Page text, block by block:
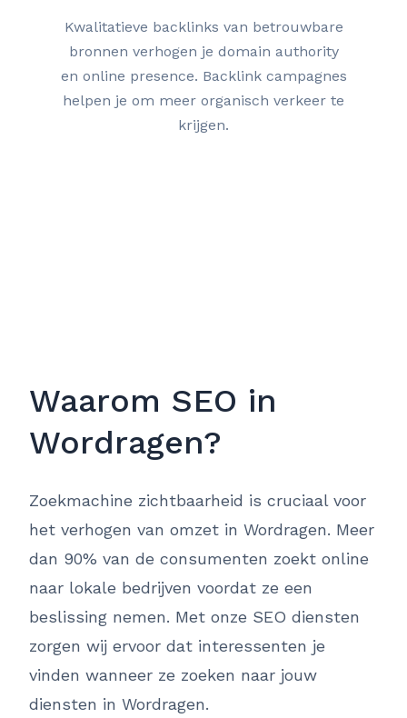
Kwalitatieve backlinks van betrouwbare
bronnen verhogen je domain authority
en online presence. Backlink campagnes
helpen je om meer organisch verkeer te
krijgen.
Waarom SEO in
Wordragen?
Zoekmachine zichtbaarheid is cruciaal voor
het verhogen van omzet in Wordragen. Meer
dan 90% van de consumenten zoekt online
naar lokale bedrijven voordat ze een
beslissing nemen. Met onze SEO diensten
zorgen wij ervoor dat interessenten je
vinden wanneer ze zoeken naar jouw
diensten in Wordragen.